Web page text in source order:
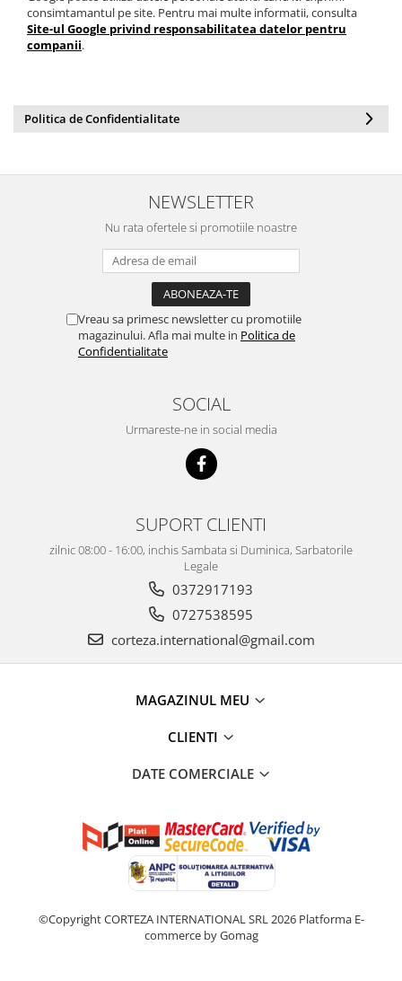
consimtamantul pe site. Pentru mai multe informatii, consulta
Site-ul Google privind responsabilitatea datelor pentru
companii.
Politica de Confidentialitate
NEWSLETTER
Nu rata ofertele si promotiile noastre
Vreau sa primesc newsletter cu promotiile
magazinului. Afla mai multe in Politica de
Confidentialitate
SOCIAL
Urmareste-ne in social media
SUPORT CLIENTI
zilnic 08:00 - 16:00, inchis Sambata si Duminica, Sarbatorile
Legale
0372917193
0727538595
corteza.international@gmail.com
MAGAZINUL MEU
CLIENTI
DATE COMERCIALE
©Copyright CORTEZA INTERNATIONAL SRL 2026 Platforma E-
commerce by Gomag